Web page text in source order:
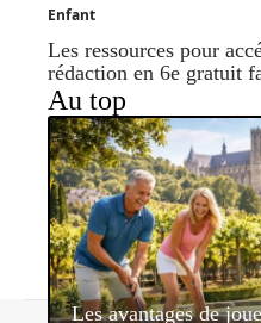
Enfant
Les ressources pour
rédaction en 6e gratuit
Au top
Les avantages de